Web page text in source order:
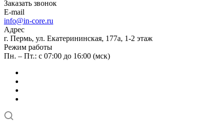
Заказать звонок
E-mail
info@in-core.ru
Адрес
г. Пермь, ул. ​Екатерининская, 177а, ​1-2 этаж
Режим работы
Пн. – Пт.: с 07:00 до 16:00 (мск)